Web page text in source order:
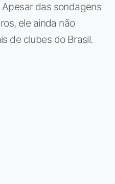
das sondagens
ele ainda não
de clubes do Brasil.